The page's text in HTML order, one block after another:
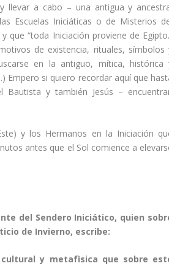
llevar a cabo – una antigua y
Escuelas Iniciáticas o de Misterios
que “toda Iniciación proviene de
de existencia, rituales, símbolos
en la antiguo, mítica, histórica
Empero si quiero recordar aquí que
y también Jesús –
y los Hermanos en la Iniciación
antes que el Sol comience a
del Sendero Iniciático, quien
de Invierno, escribe:
y metafìsica que sobre